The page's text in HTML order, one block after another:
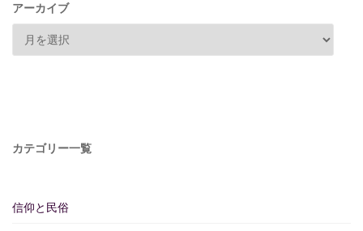
アーカイブ
カテゴリー一覧
信仰と民俗